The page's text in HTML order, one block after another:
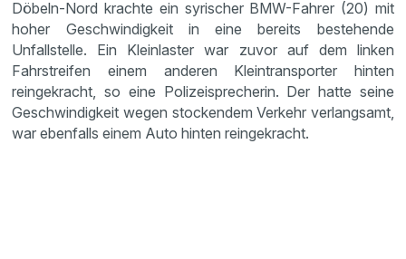
Döbeln-Nord krachte ein syrischer BMW-Fahrer (20) mit
hoher Geschwindigkeit in eine bereits bestehende
Unfallstelle. Ein Kleinlaster war zuvor auf dem linken
Fahrstreifen einem anderen Kleintransporter hinten
reingekracht, so eine Polizeisprecherin. Der hatte seine
Geschwindigkeit wegen stockendem Verkehr verlangsamt,
war ebenfalls einem Auto hinten reingekracht.